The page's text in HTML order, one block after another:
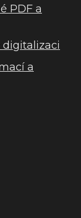
PDF a
digitalizaci
a